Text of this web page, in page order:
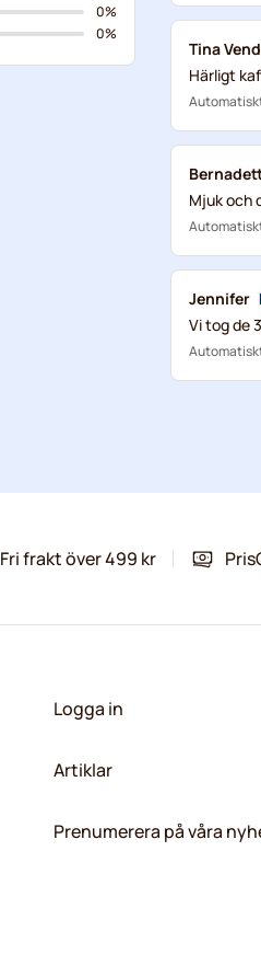
0%
0%
Tina
Härligt
Mjuk och
Jennifer
Vi tog de
Fri frakt över 499 kr
Logga in
Artiklar
Prenumerera på våra